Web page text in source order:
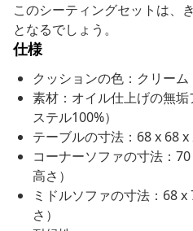
このシーティングセットは、
となるでしょう。
仕様
クッションの色：クリーム
素材：オイル仕上げの無
ステル100%）
テーブルの寸法：68 x 68 x
コーナーソファの寸法：
高さ）
ミドルソファの寸法：68
さ）